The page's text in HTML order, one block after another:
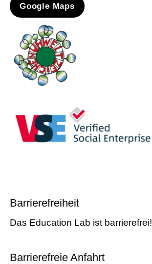
Google Maps
Barrierefreiheit
Das Education Lab ist barrierefrei!
Barrierefreie Anfahrt